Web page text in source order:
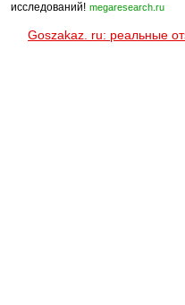
исследований! megaresearch.ru
Goszakaz. ru: реальные